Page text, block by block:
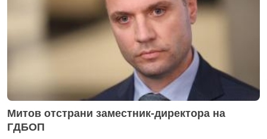
Митов отстрани заместник-директора на
ГДБОП